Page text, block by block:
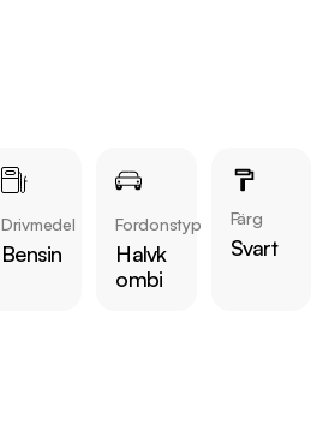
Drivmedel
Bensin
Fordonstyp
Halvk
ombi
Färg
Svart